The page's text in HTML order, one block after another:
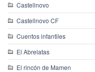
Castellnovo
Castellnovo CF
Cuentos infantiles
El Abrelatas
El rincón de Mamen